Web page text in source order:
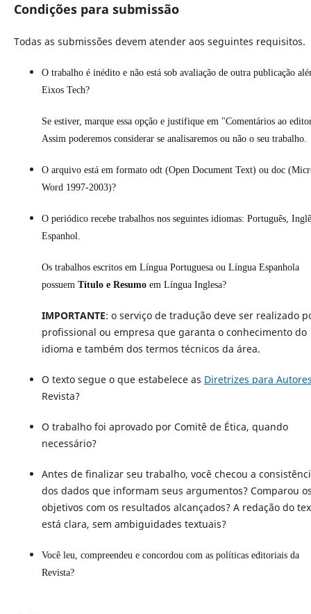
Condições para submissão
Todas as submissões devem atender aos seguintes requisitos.
O trabalho é inédito e não está sob avaliação de outra publicação
Eixos Tech?
Se estiver, marque essa opção e justifique em "Comentários ao
Assim poderemos considerar se analisaremos ou não o seu trabalho.
O arquivo está em formato odt (Open Document Text) ou doc
Word 1997-2003)?
O periódico recebe trabalhos nos seguintes idiomas: Português,
Espanhol.
Os trabalhos escritos em Língua Portuguesa ou Língua Espanhola
possuem Título e Resumoem Língua Inglesa?
IMPORTANTE: o serviço de tradução deve ser realizado
profissional ou empresa que garanta o conhecimento do
idioma e também dos termos técnicos da área.
O texto segue o que estabelece as Diretrizes para
Revista?
O trabalho foi aprovado por Comitê de Ética, quando
necessário?
Antes de finalizar seu trabalho, você checou a
dos dados que informam seus argumentos? Comparou
objetivos com os resultados alcançados? A redação do
está clara, sem ambiguidades textuais?
Você leu, compreendeu e concordou com as políticas editoriais da
Revista?